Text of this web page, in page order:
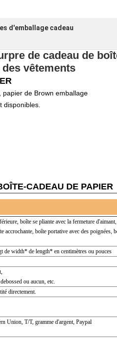
d'emballage cadeau
de cadeau de
vêtements
de Brown emballage
disponibles.
CADEAU DE PAPIER
boîte se pliante avec la fermeture d'aimant,
accrochante, boîte portative avec des poignées,
de width* de length* en centimètres ou pouces
ou aucun, etc.
directement.
Union, T/T, gramme d'argent, Paypal